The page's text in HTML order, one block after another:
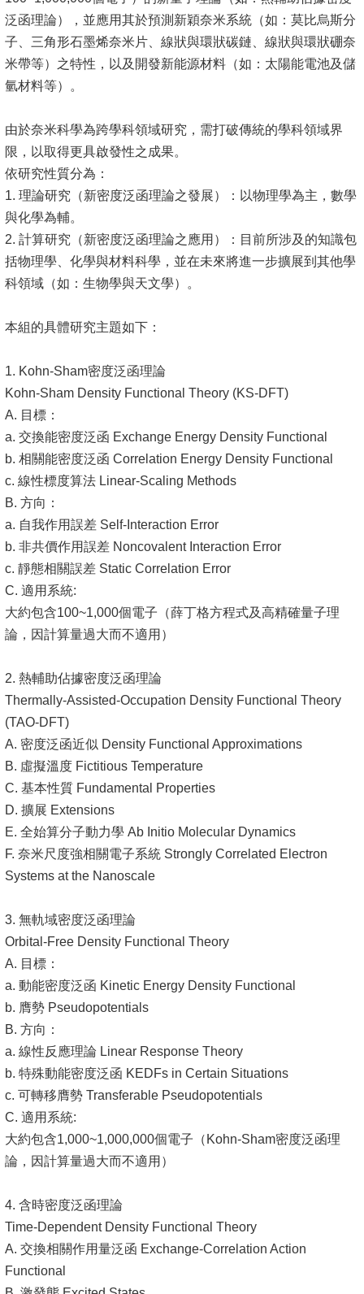
泛函理論），並應用其於預測新穎奈米系統（如：莫比烏斯分
子、三角形石墨烯奈米片、線狀與環狀碳鏈、線狀與環狀硼奈
米帶等）之特性，以及開發新能源材料（如：太陽能電池及儲
氫材料等）。
由於奈米科學為跨學科領域研究，需打破傳統的學科領域界
限，以取得更具啟發性之成果。
依研究性質分為：
1. 理論研究（新密度泛函理論之發展）：以物理學為主，數學
與化學為輔。
2. 計算研究（新密度泛函理論之應用）：目前所涉及的知識包
括物理學、化學與材料科學，並在未來將進一步擴展到其他學
科領域（如：生物學與天文學）。
本組的具體研究主題如下：
1. Kohn-Sham密度泛函理論
Kohn-Sham Density Functional Theory (KS-DFT)
A. 目標：
a. 交換能密度泛函 Exchange Energy Density Functional
b. 相關能密度泛函 Correlation Energy Density Functional
c. 線性標度算法 Linear-Scaling Methods
B. 方向：
a. 自我作用誤差 Self-Interaction Error
b. 非共價作用誤差 Noncovalent Interaction Error
c. 靜態相關誤差 Static Correlation Error
C. 適用系統:
大約包含100~1,000個電子（薛丁格方程式及高精確量子理
論，因計算量過大而不適用）
2. 熱輔助佔據密度泛函理論
Thermally-Assisted-Occupation Density Functional Theory
(TAO-DFT)
A. 密度泛函近似 Density Functional Approximations
B. 虛擬溫度 Fictitious Temperature
C. 基本性質 Fundamental Properties
D. 擴展 Extensions
E. 全始算分子動力學 Ab Initio Molecular Dynamics
F. 奈米尺度強相關電子系統 Strongly Correlated Electron
Systems at the Nanoscale
3. 無軌域密度泛函理論
Orbital-Free Density Functional Theory
A. 目標：
a. 動能密度泛函 Kinetic Energy Density Functional
b. 膺勢 Pseudopotentials
B. 方向：
a. 線性反應理論 Linear Response Theory
b. 特殊動能密度泛函 KEDFs in Certain Situations
c. 可轉移膺勢 Transferable Pseudopotentials
C. 適用系統:
大約包含1,000~1,000,000個電子（Kohn-Sham密度泛函理
論，因計算量過大而不適用）
4. 含時密度泛函理論
Time-Dependent Density Functional Theory
A. 交換相關作用量泛函 Exchange-Correlation Action
Functional